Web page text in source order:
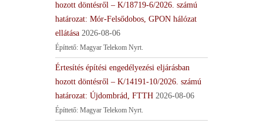
hozott döntésről – K/18719-6/2026. számú
határozat: Mór-Felsődobos, GPON hálózat
ellátása 2026-08-06
Építtető: Magyar Telekom Nyrt.
Értesítés építési engedélyezési eljárásban
hozott döntésről – K/14191-10/2026. számú
határozat: Újdombrád, FTTH 2026-08-06
Építtető: Magyar Telekom Nyrt.